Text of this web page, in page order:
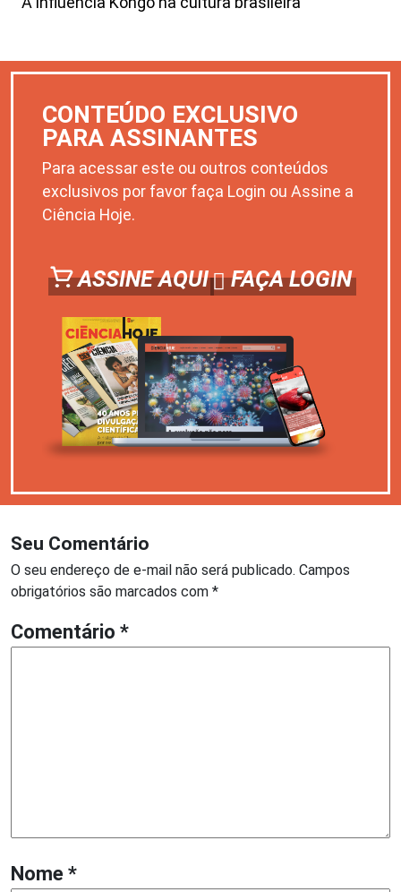
CONTEÚDO EXCLUSIVO
PARA ASSINANTES
Para acessar este ou outros conteúdos
exclusivos por favor faça Login ou Assine a
Ciência Hoje.
ASSINE AQUI FAÇA LOGIN
Seu Comentário
O seu endereço de e-mail não será publicado. Campos
obrigatórios são marcados com *
Comentário *
Nome *